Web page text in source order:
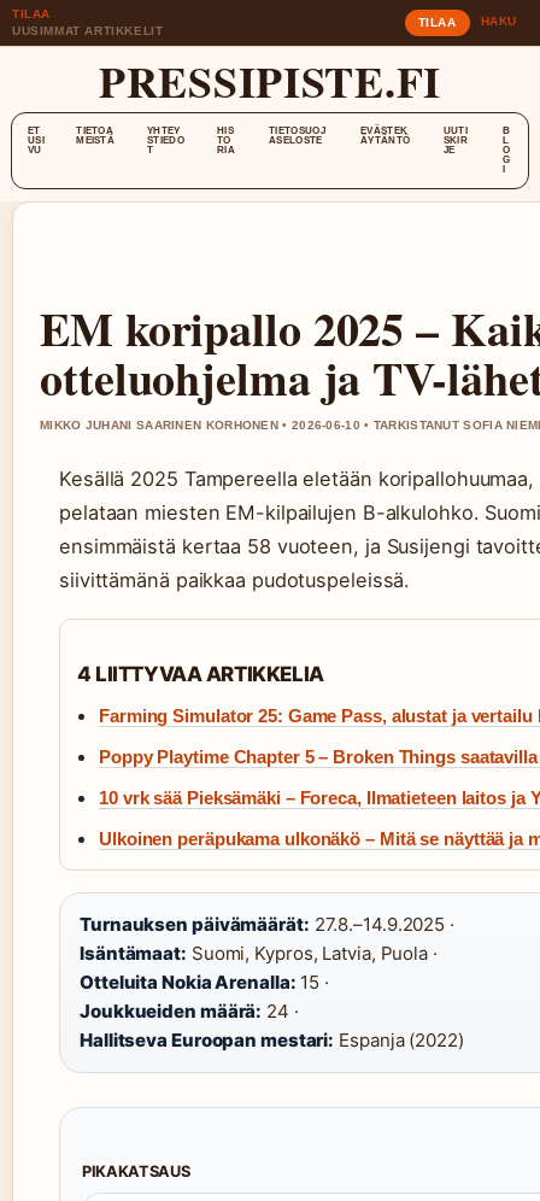
TILAA
UUSIMMAT ARTIKKELIT
TILAA HAKU
PRESSIPISTE.FI
ET
USI
VU
TIETOA
MEISTÄ
YHTEY
STIEDO
T
HIS
TO
RIA
TIETOSUOJ
ASELOSTE
EVÄSTEK
ÄYTÄNTÖ
UUTI
SKIR
JE
B
L
O
G
EM koripallo 2025 –
otteluohjelma ja TV-
MIKKO JUHANI SAARINEN KORHONEN • 2026-06-10 • TARKISTANUT SOFIA
Kesällä 2025 Tampereella eletään
pelataan miesten EM-kilpailujen B-alkulohko.
ensimmäistä kertaa 58 vuoteen, ja Susijengi
siivittämänä paikkaa pudotuspeleissä.
4 LIITTYVAA ARTIKKELIA
Farming Simulator 25: Game Pass, alustat ja vertailu
Poppy Playtime Chapter 5 – Broken Things
10 vrk sää Pieksämäki – Foreca, Ilmatieteen laitos ja
Ulkoinen peräpukama ulkonäkö – Mitä se näyttää ja
Turnauksen päivämäärät: 27.8.–14.9.2025 ·
Isäntämaat: Suomi, Kypros, Latvia, Puola ·
Otteluita Nokia Arenalla: 15 ·
Joukkueiden määrä: 24 ·
Hallitseva Euroopan mestari: Espanja (2022)
PIKAKATSAUS